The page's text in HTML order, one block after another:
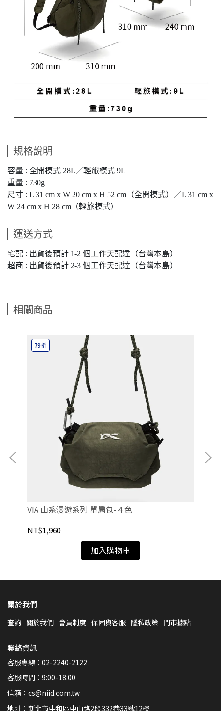
規格說明
容量 : 全開模式 28L／輕旅模式 9L
重量 : 730g
尺寸 : L 31 cm x W 20 cm x H 52 cm（全開模式）／L 31 cm x
W 24 cm x H 28 cm（輕旅模式）
運送方式
宅配 : 出貨後預計 1-2 個工作天配達（台灣本島）
超商 : 出貨後預計 2-3 個工作天配達（台灣本島）
相關商品
79折
VIA 山系漫遊系列 單肩包-４色
NT$1,960
加入購物車
關於我們
查詢 關於我們 會員制度 保固與客服 隱私政策 門市據點
聯絡資訊
客服專線：02-2240-2122
客服時間：9:00-18:00
信箱：cs@niid.com.tw
地址：新北市中和區中山路2段332巷33號12樓